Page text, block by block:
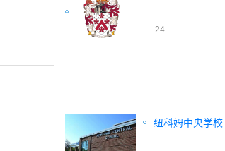
24
纽科姆中央学校